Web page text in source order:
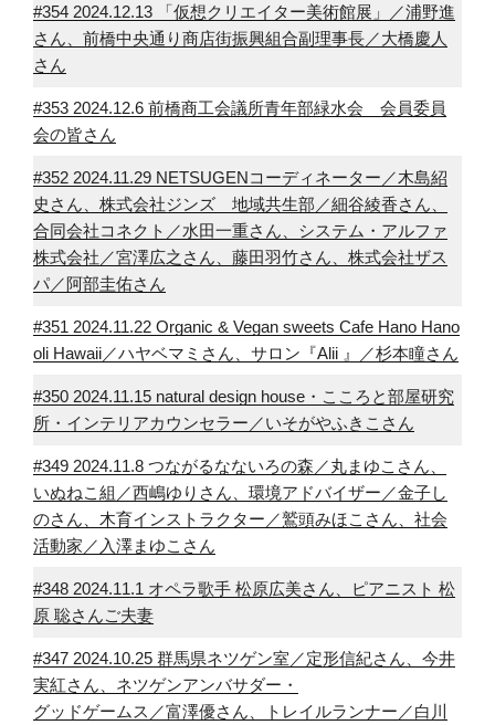
#354 2024.12.13 「仮想クリエイター美術館展」／浦野進
さん、前橋中央通り商店街振興組合副理事長／大橋慶人
さん
#353 2024.12.6 前橋商工会議所青年部緑水会 会員委員
会の皆さん
#352 2024.11.29 NETSUGENコーディネーター／木島紹
史さん、株式会社ジンズ 地域共生部／細谷綾香さん、
合同会社コネクト／水田一重さん、システム・アルファ
株式会社／宮澤広之さん、藤田羽竹さん、株式会社ザス
パ／阿部圭佑さん
#351 2024.11.22 Organic & Vegan sweets Cafe Hano Hano
oli Hawaii／ハヤベマミさん、サロン『Alii 』／杉本瞳さん
#350 2024.11.15 natural design house・こころと部屋研究
所・インテリアカウンセラー／いそがやふきこさん
#349 2024.11.8 つながるなないろの森／丸まゆこさん、
いぬねこ組／西嶋ゆりさん、環境アドバイザー／金子し
のさん、木育インストラクター／鷲頭みほこさん、社会
活動家／入澤まゆこさん
#348 2024.11.1 オペラ歌手 松原広美さん、ピアニスト 松
原 聡さんご夫妻
#347 2024.10.25 群馬県ネツゲン室／定形信紀さん、今井
実紅さん、ネツゲンアンバサダー・
グッドゲームス／富澤優さん、トレイルランナー／白川